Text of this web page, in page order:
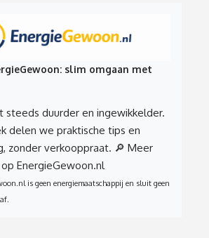
slim omgaan met
steeds duurder en ingewikkelder.
delen we praktische tips en
zonder verkooppraat. 🔎 Meer
EnergieGewoon.nl
is geen energiemaatschappij en sluit geen